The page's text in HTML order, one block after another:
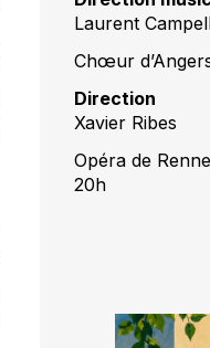
Laurent
Chœur
Direction
Xavier Ribes
Opéra de
20h